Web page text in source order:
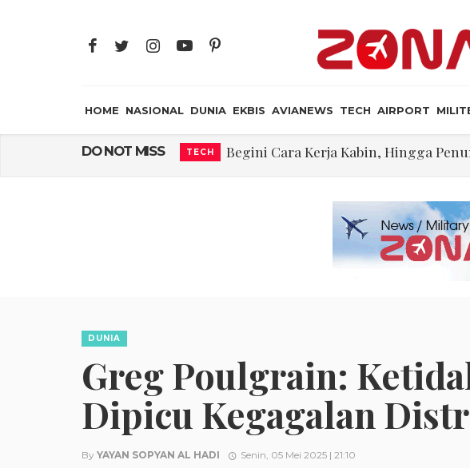
HOME NASIONAL DUNIA EKBIS AVIANEWS TECH AIRPORT
DO NOT MISS AVIANEWS Embraer C-390 Millennium Opsi
Rajkumari Kaikeyi
Edy Mulyadi: Terlalu Lebay
Abdul El-Sayed Selangkah Lagi
DUNIA
Greg Poulgrain:
Dipicu Kegagalan
By YAYAN SOPYAN AL HADI Senin, 05 Mei 2025 | 21:10